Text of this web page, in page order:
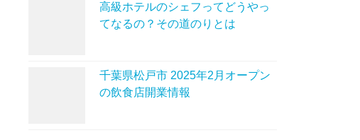
高級ホテルのシェフってどうやっ
てなるの？その道のりとは
千葉県松戸市 2025年2月オープン
の飲食店開業情報